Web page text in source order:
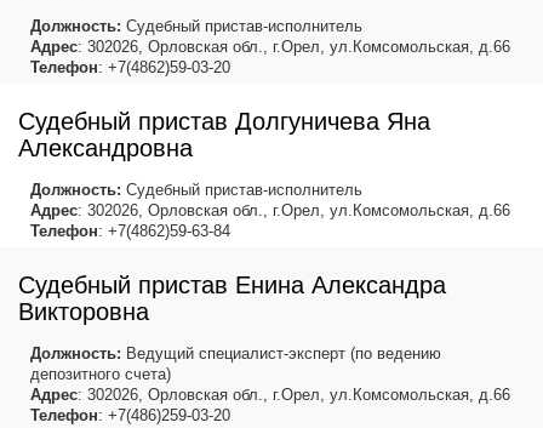
Должность: Судебный пристав-исполнитель
Адрес: 302026, Орловская обл., г.Орел, ул.Комсомольская, д.66
Телефон: +7(4862)59-03-20
Судебный пристав Долгуничева Яна
Александровна
Должность: Судебный пристав-исполнитель
Адрес: 302026, Орловская обл., г.Орел, ул.Комсомольская, д.66
Телефон: +7(4862)59-63-84
Судебный пристав Енина Александра
Викторовна
Должность: Ведущий специалист-эксперт (по ведению
депозитного счета)
Адрес: 302026, Орловская обл., г.Орел, ул.Комсомольская, д.66
Телефон: +7(486)259-03-20